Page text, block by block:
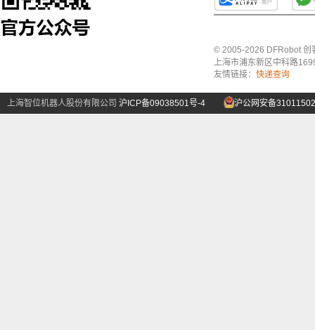
© 2005-2026 DFRobot 创
上海市浦东新区中科路
友情链接： 快递查询
上海智位机器人股份有限公司 沪ICP备09038501号-4 沪公网安备